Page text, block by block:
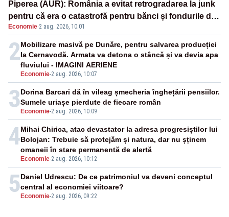
Piperea (AUR): România a evitat retrogradarea la junk
pentru că era o catastrofă pentru bănci și fondurile de
pensii
Economie·2 aug. 2026, 10:01
2
Economie-2 aug. 2026, 10:07
Mobilizare masivă pe Dunăre, pentru salvarea producției
la Cernavodă. Armata va detona o stâncă și va devia apa
fluviului - IMAGINI AERIENE
3 Economie-2 aug. 2026, 10:09
Dorina Barcari dă în vileag șmecheria înghețării pensiilor.
Sumele uriașe pierdute de fiecare român
4
Economie-2 aug. 2026, 10:12
Mihai Chirica, atac devastator la adresa progresiștilor lui
Bolojan: Trebuie să protejăm și natura, dar nu șținem
omaneii în stare permanentă de alertă
5 Economie-2 aug. 2026, 09:22
Daniel Udrescu: De ce patrimoniul va deveni conceptul
central al economiei viitoare?